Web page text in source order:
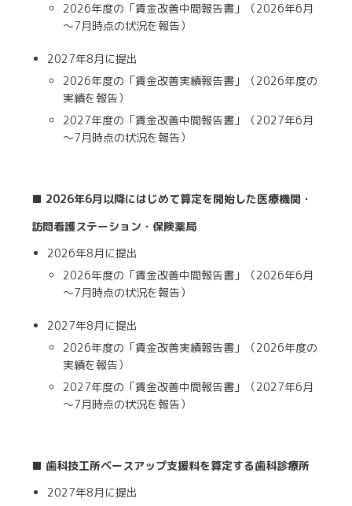
2026年度の「賃金改善中間報告書」（2026年6月
～7月時点の状況を報告）
2027年8月に提出
2026年度の「賃金改善実績報告書」（2026年度の
実績を報告）
2027年度の「賃金改善中間報告書」（2027年6月
～7月時点の状況を報告）
■ 2026年6月以降にはじめて算定を開始した医療機関・
訪問看護ステーション・保険薬局
2026年8月に提出
2026年度の「賃金改善中間報告書」（2026年6月
～7月時点の状況を報告）
2027年8月に提出
2026年度の「賃金改善実績報告書」（2026年度の
実績を報告）
2027年度の「賃金改善中間報告書」（2027年6月
～7月時点の状況を報告）
■ 歯科技工所ベースアップ支援料を算定する歯科診療所
2027年8月に提出